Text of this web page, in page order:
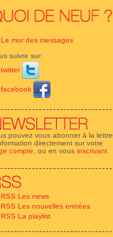
Le mur des messages
suivre sur:
twitter
facebook
pouvez vous abonner à la lettre
directement sur votre
compte , ou en vous inscrivant
RSS Les news
RSS Les nouvelles entrées
RSS La playlist